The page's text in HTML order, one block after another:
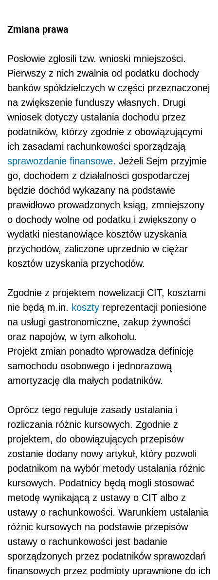
Zmiana prawa
Posłowie zgłosili tzw. wnioski mniejszości.
Pierwszy z nich zwalnia od podatku dochody
banków spółdzielczych w części przeznaczonej
na zwiększenie funduszy własnych. Drugi
wniosek dotyczy ustalania dochodu przez
podatników, którzy zgodnie z obowiązującymi
ich zasadami rachunkowości sporządzają
sprawozdanie finansowe. Jeżeli Sejm przyjmie
go, dochodem z działalności gospodarczej
będzie dochód wykazany na podstawie
prawidłowo prowadzonych ksiąg, zmniejszony
o dochody wolne od podatku i zwiększony o
wydatki niestanowiące kosztów uzyskania
przychodów, zaliczone uprzednio w ciężar
kosztów uzyskania przychodów.
Zgodnie z projektem nowelizacji CIT, kosztami
nie będą m.in. koszty reprezentacji poniesione
na usługi gastronomiczne, zakup żywności
oraz napojów, w tym alkoholu.
Projekt zmian ponadto wprowadza definicję
samochodu osobowego i jednorazową
amortyzację dla małych podatników.
Oprócz tego reguluje zasady ustalania i
rozliczania różnic kursowych. Zgodnie z
projektem, do obowiązujących przepisów
zostanie dodany nowy artykuł, który pozwoli
podatnikom na wybór metody ustalania różnic
kursowych. Podatnicy będą mogli stosować
metodę wynikającą z ustawy o CIT albo z
ustawy o rachunkowości. Warunkiem ustalania
różnic kursowych na podstawie przepisów
ustawy o rachunkowości jest badanie
sporządzonych przez podatników sprawozdań
finansowych przez podmioty uprawnione do ich